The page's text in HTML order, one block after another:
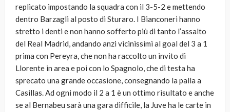
replicato impostando la squadra con il 3-5-2 e mettendo
dentro Barzagli al posto di Sturaro. I Bianconeri hanno
stretto i denti e non hanno sofferto più di tanto l’assalto
del Real Madrid, andando anzi vicinissimi al goal del 3 a 1
prima con Pereyra, che non ha raccolto un invito di
Llorente in area e poi con lo Spagnolo, che di testa ha
sprecato una grande occasione, consegnando la palla a
Casillas. Ad ogni modo il 2 a 1 è un ottimo risultato e anche
se al Bernabeu sarà una gara difficile, la Juve ha le carte in